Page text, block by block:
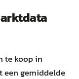
te koop in
een gemiddelde